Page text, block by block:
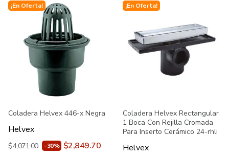
¡En Oferta!
Coladera Helvex 446-x Negra
Helvex
$4,071.00 -30% $2,849.70
¡En Oferta!
Coladera Helvex Rectangular
1 Boca Con Rejilla Cromada
Para Inserto Cerámico 24-rhli
Helvex